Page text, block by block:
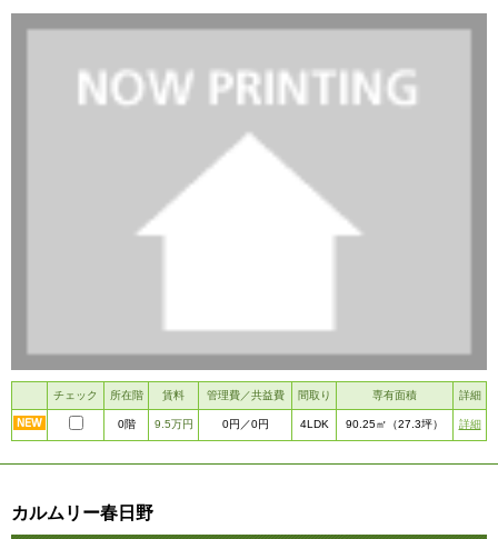
チェック 所在階 賃料 管理費／共益費 間取り 専有面積 詳細
0階 9.5万円 0円 ／0円 4LDK 90.25㎡ （27.3坪） 詳細
カルムリー春日野